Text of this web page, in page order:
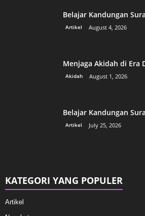
Belajar Kandungan
Artikel August 4, 2026
Menjaga Akidah di Era
Akidah August 1, 2026
Belajar Kandungan
Artikel July 25, 2026
KATEGORI YANG POPULER
Artikel